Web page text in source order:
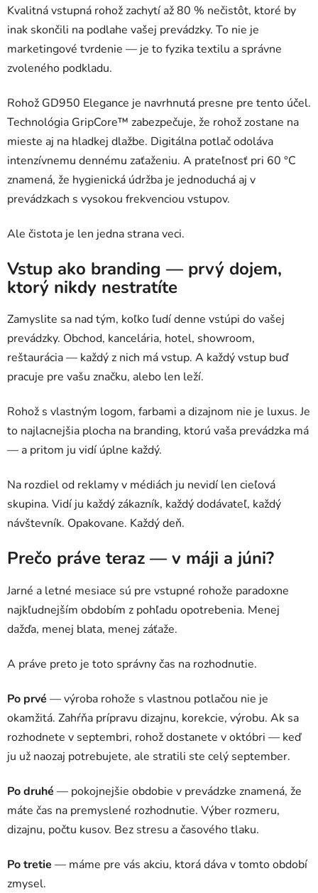
Kvalitná vstupná rohož zachytí až 80 % nečistôt, ktoré by
inak skončili na podlahe vašej prevádzky. To nie je
marketingové tvrdenie — je to fyzika textilu a správne
zvoleného podkladu.
Rohož GD950 Elegance je navrhnutá presne pre tento účel.
Technológia GripCore™ zabezpečuje, že rohož zostane na
mieste aj na hladkej dlažbe. Digitálna potlač odoláva
intenzívnemu dennému zaťaženiu. A prateľnosť pri 60 °C
znamená, že hygienická údržba je jednoduchá aj v
prevádzkach s vysokou frekvenciou vstupov.
Ale čistota je len jedna strana veci.
Vstup ako branding — prvý dojem,
ktorý nikdy nestratíte
Zamyslite sa nad tým, koľko ľudí denne vstúpi do vašej
prevádzky. Obchod, kancelária, hotel, showroom,
reštaurácia — každý z nich má vstup. A každý vstup buď
pracuje pre vašu značku, alebo len leží.
Rohož s vlastným logom, farbami a dizajnom nie je luxus. Je
to najlacnejšia plocha na branding, ktorú vaša prevádzka má
— a pritom ju vidí úplne každý.
Na rozdiel od reklamy v médiách ju nevidí len cieľová
skupina. Vidí ju každý zákazník, každý dodávateľ, každý
návštevník. Opakovane. Každý deň.
Prečo práve teraz — v máji a júni?
Jarné a letné mesiace sú pre vstupné rohože paradoxne
najkľudnejším obdobím z pohľadu opotrebenia. Menej
dažďa, menej blata, menej záťaže.
A práve preto je toto správny čas na rozhodnutie.
Po prvé — výroba rohože s vlastnou potlačou nie je
okamžitá. Zahŕňa prípravu dizajnu, korekcie, výrobu. Ak sa
rozhodnete v septembri, rohož dostanete v októbri — keď
ju už naozaj potrebujete, ale stratili ste celý september.
Po druhé — pokojnejšie obdobie v prevádzke znamená, že
máte čas na premyslené rozhodnutie. Výber rozmeru,
dizajnu, počtu kusov. Bez stresu a časového tlaku.
Po tretie — máme pre vás akciu, ktorá dáva v tomto období
zmysel.